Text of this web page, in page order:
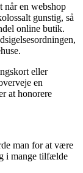
når en webshop
gunstig, så
online butik.
eller
en
at honorere
man for at være
i mange tilfælde